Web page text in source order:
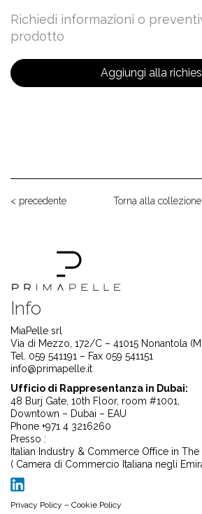
Richiedi informazioni o
prodotto
Aggiungi alla
< precedente Torna alla collezione
Info
MiaPelle srl
Via di Mezzo, 172/C – 41015 Nonantola
Tel. 059 541191 – Fax 059 541151
info@primapelle.it
Ufficio di Rappresentanza in Dubai:
48 Burj Gate, 10th Floor, room #1001,
Downtown – Dubai – EAU
Phone +971 4 3216260
Presso :
Italian Industry & Commerce Office in The
( Camera di Commercio Italiana negli
Privacy Policy – Cookie Policy